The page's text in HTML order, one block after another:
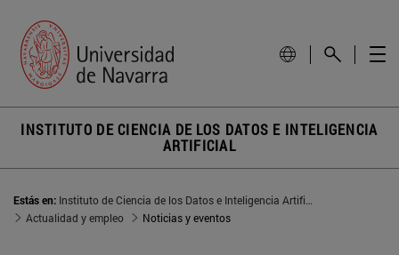
INSTITUTO DE CIENCIA DE LOS DATOS E INTELIGENCIA
ARTIFICIAL
Estás en:
Actualidad y empleo
Noticias y eventos